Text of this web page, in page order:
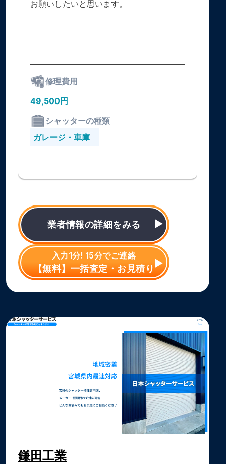
お願いしたいと思います。
修理費用
49,500円
シャッターの種類
ガレージ・車庫
業者情報の詳細をみる
入力1分! 15分でご連絡
【無料】一括査定・お見積り
鎌田工業